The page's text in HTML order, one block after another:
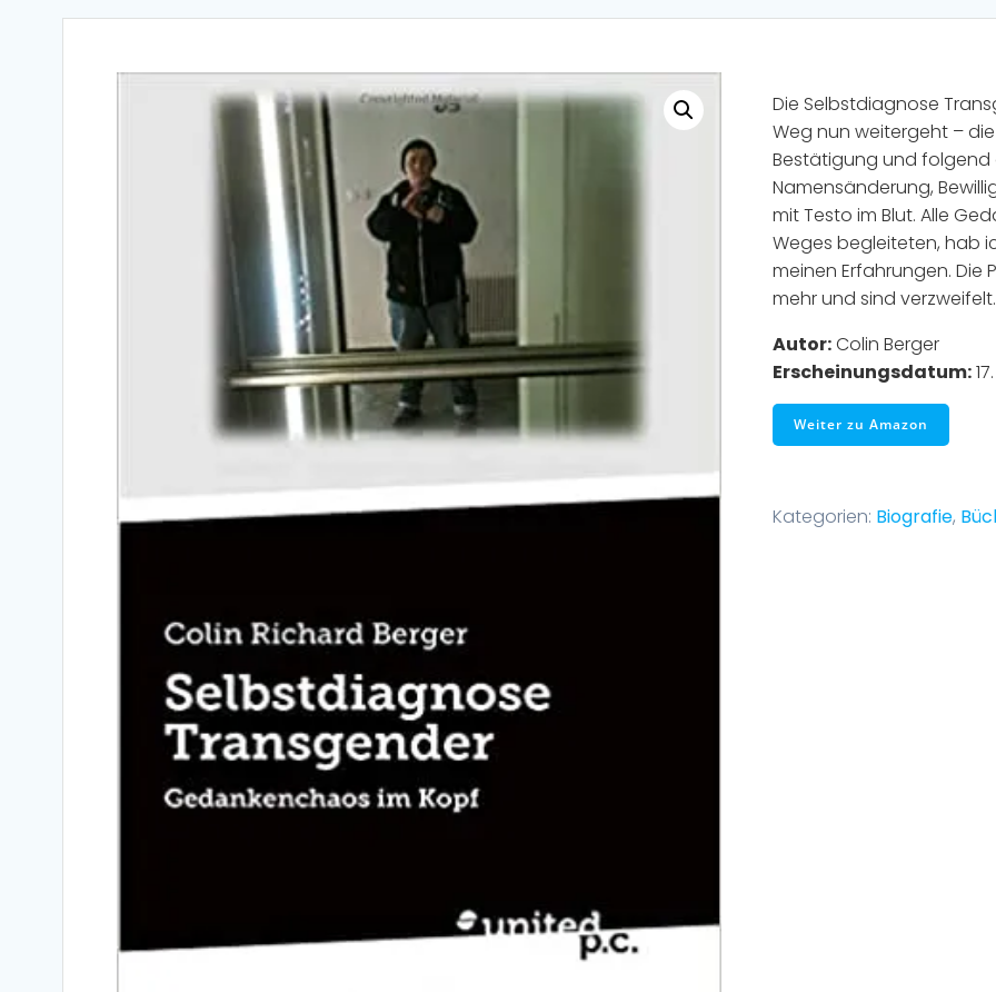
Die Selbstdiagnose
Weg nun weitergeht –
Bestätigung und folgend
Namensänderung,
mit Testo im Blut. Alle
Weges begleiteten, hab
meinen Erfahrungen. Die
mehr und sind verzweifelt.
Autor:Colin Berger
Erscheinungsdatum:
Weiter zu Amazon
Kategorien: Biografie,